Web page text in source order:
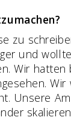
zu
und
Wir hatten
Unsere